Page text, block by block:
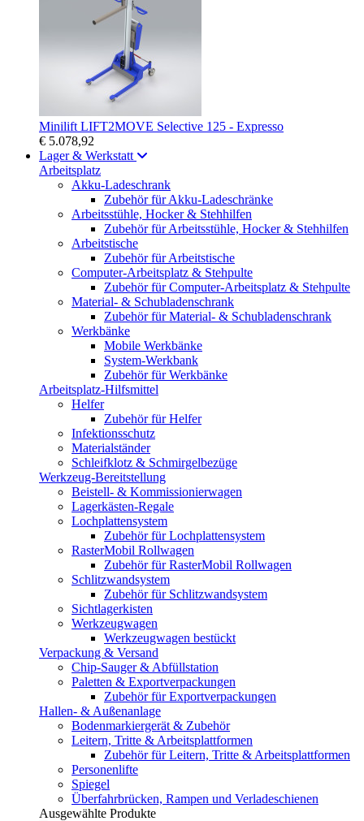
Minilift LIFT2MOVE Selective 125 - Expresso
€ 5.078,92
Lager & Werkstatt
Arbeitsplatz
Akku-Ladeschrank
Zubehör für Akku-Ladeschränke
Arbeitsstühle, Hocker & Stehhilfen
Zubehör für Arbeitsstühle, Hocker & Stehhilfen
Arbeitstische
Zubehör für Arbeitstische
Computer-Arbeitsplatz & Stehpulte
Zubehör für Computer-Arbeitsplatz & Stehpulte
Material- & Schubladenschrank
Zubehör für Material- & Schubladenschrank
Werkbänke
Mobile Werkbänke
System-Werkbank
Zubehör für Werkbänke
Arbeitsplatz-Hilfsmittel
Helfer
Zubehör für Helfer
Infektionsschutz
Materialständer
Schleifklotz & Schmirgelbezüge
Werkzeug-Bereitstellung
Beistell- & Kommissionierwagen
Lagerkästen-Regale
Lochplattensystem
Zubehör für Lochplattensystem
RasterMobil Rollwagen
Zubehör für RasterMobil Rollwagen
Schlitzwandsystem
Zubehör für Schlitzwandsystem
Sichtlagerkisten
Werkzeugwagen
Werkzeugwagen bestückt
Verpackung & Versand
Chip-Sauger & Abfüllstation
Paletten & Exportverpackungen
Zubehör für Exportverpackungen
Hallen- & Außenanlage
Bodenmarkiergerät & Zubehör
Leitern, Tritte & Arbeitsplattformen
Zubehör für Leitern, Tritte & Arbeitsplattformen
Personenlifte
Spiegel
Überfahrbrücken, Rampen und Verladeschienen
Ausgewählte Produkte